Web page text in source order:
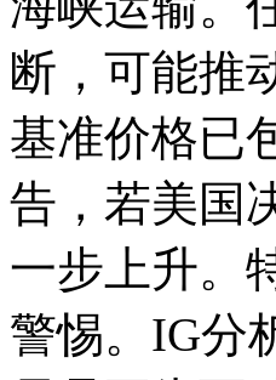
断，可能
基准价格已
告，若美国
一步上升。
警惕。IG分